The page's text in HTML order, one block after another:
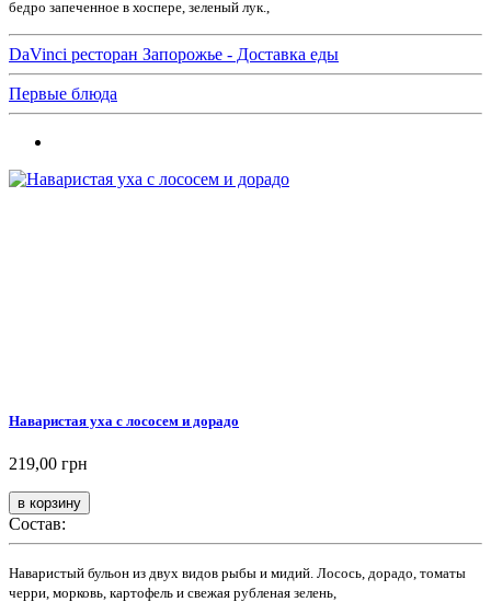
бедро запеченное в хоспере, зеленый лук.,
DaVinci ресторан Запорожье - Доставка еды
Первые блюда
Наваристая уха с лососем и дорадо
219,00 грн
Состав:
Наваристый бульон из двух видов рыбы и мидий. Лосось, дорадо, томаты
черри, морковь, картофель и свежая рубленая зелень,